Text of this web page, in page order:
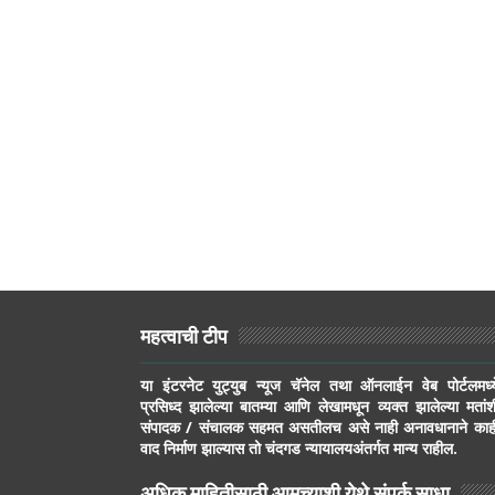
महत्वाची टीप
या इंटरनेट युट्युब न्यूज चॅनेल तथा ऑनलाईन वेब
प्रसिध्द झालेल्या बातम्या आणि लेखामधून व्यक्त झालेल्या
संपादक / संचालक सहमत असतीलच असे नाही अनावधानाने
वाद निर्माण झाल्यास तो चंदगड न्यायालयअंतर्गत मान्य राहील.